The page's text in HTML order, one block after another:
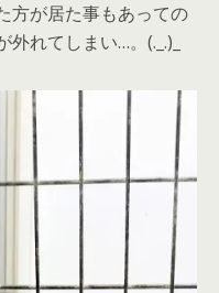
方が居た事もあっての
れてしまい…。(._.)_